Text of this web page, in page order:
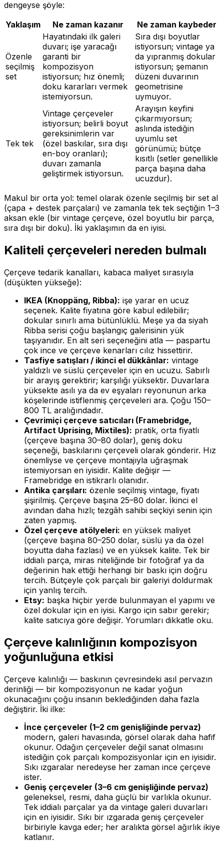
dengeyse şöyle:
Yaklaşım
Ne zaman kazanır Ne zaman kaybeder
Özenle
seçilmiş
set
Hayatındaki ilk galeri
duvarı; işe yaracağı
garanti bir
kompozisyon
istiyorsun; hız önemli;
doku kararları vermek
istemiyorsun.
Sıra dışı boyutlar
istiyorsun; vintage ya
da yıpranmış dokular
istiyorsun; şemanın
düzeni duvarının
geometrisine
uymuyor.
Tek tek
Vintage çerçeveler
istiyorsun; belirli boyut
gereksinimlerin var
(özel baskılar, sıra dışı
en-boy oranları);
duvarı zamanla
geliştirmek istiyorsun.
Arayışın keyfini
çıkarmıyorsun;
aslında istediğin
uyumlu set
görünümü; bütçe
kısıtlı (setler genellikle
parça başına daha
ucuzdur).
Makul bir orta yol: temel olarak özenle seçilmiş bir set al
(çapa + destek parçaları) ve zamanla tek tek seçtiğin 1–3
aksan ekle (bir vintage çerçeve, özel boyutlu bir parça,
sıra dışı bir doku). İki yaklaşımın da en iyisi.
Kaliteli çerçeveleri nereden bulmalı
Çerçeve tedarik kanalları, kabaca maliyet sırasıyla
(düşükten yükseğe):
IKEA (Knoppäng, Ribba): işe yarar en ucuz
seçenek. Kalite fiyatına göre kabul edilebilir;
dokular sınırlı ama bütünlüklü. Meşe ya da siyah
Ribba serisi çoğu başlangıç galerisinin yük
taşıyanıdır. En alt seri seçeneğini atla — paspartu
çok ince ve çerçeve kenarları cılız hissettirir.
Tasfiye satışları / ikinci el dükkânlar: vintage
yaldızlı ve süslü çerçeveler için en ucuzu. Sabırlı
bir arayış gerektirir; karşılığı yüksektir. Duvarlara
yüksekte asılı ya da ev eşyaları reyonunun arka
köşelerinde istiflenmiş çerçeveleri ara. Çoğu 150–
800 TL aralığındadır.
Çevrimiçi çerçeve satıcıları (Framebridge,
Artifact Uprising, Mixtiles): pratik, orta fiyatlı
(çerçeve başına 30–80 dolar), geniş doku
seçeneği, baskılarını çerçeveli olarak gönderir. Hız
önemliyse ve çerçeve montajıyla uğraşmak
istemiyorsan en iyisidir. Kalite değişir —
Framebridge en istikrarlı olanıdır.
Antika çarşıları: özenle seçilmiş vintage, fiyatı
şişirilmiş. Çerçeve başına 25–80 dolar. İkinci el
avından daha hızlı; tezgâh sahibi seçkiyi senin için
zaten yapmış.
Özel çerçeve atölyeleri: en yüksek maliyet
(çerçeve başına 80–250 dolar, süslü ya da özel
boyutta daha fazlası) ve en yüksek kalite. Tek bir
iddialı parça, miras niteliğinde bir fotoğraf ya da
değerinin hak ettiği herhangi bir baskı için doğru
tercih. Bütçeyle çok parçalı bir galeriyi doldurmak
için yanlış tercih.
Etsy: başka hiçbir yerde bulunmayan el yapımı ve
özel dokular için en iyisi. Kargo için sabır gerekir;
kalite satıcıya göre değişir. Yorumları dikkatle oku.
Çerçeve kalınlığının kompozisyon
yoğunluğuna etkisi
Çerçeve kalınlığı — baskının çevresindeki asıl pervazın
derinliği — bir kompozisyonun ne kadar yoğun
okunacağını çoğu insanın beklediğinden daha fazla
değiştirir. İki ilke:
İnce çerçeveler (1–2 cm genişliğinde pervaz)
modern, galeri havasında, görsel olarak daha hafif
okunur. Odağın çerçeveler değil sanat olmasını
istediğin çok parçalı kompozisyonlar için en iyisidir.
Sıkı ızgaralar neredeyse her zaman ince çerçeve
ister.
Geniş çerçeveler (3–6 cm genişliğinde pervaz)
geleneksel, resmi, daha güçlü bir varlıkla okunur.
Tek iddialı parçalar ya da vintage galeri duvarları
için en iyisidir. Sıkı bir ızgarada geniş çerçeveler
birbiriyle kavga eder; her aralıkta görsel ağırlık ikiye
katlanır.